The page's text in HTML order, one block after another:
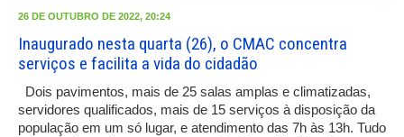
26 DE OUTUBRO DE 2022, 20:24
Inaugurado nesta quarta (26), o CMAC concentra
serviços e facilita a vida do cidadão
Dois pavimentos, mais de 25 salas amplas e climatizadas,
servidores qualificados, mais de 15 serviços à disposição da
população em um só lugar, e atendimento das 7h às 13h. Tudo